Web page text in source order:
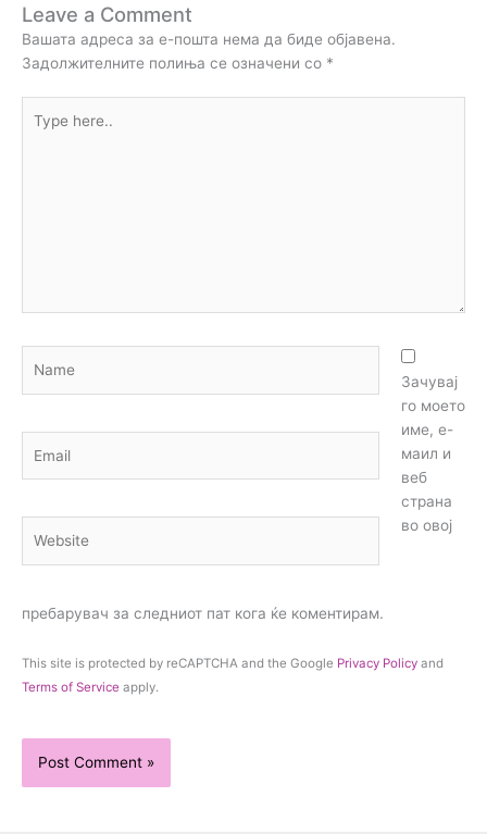
Leave a Comment
Вашата адреса за е-пошта нема да биде објавена.
Задолжителните полиња се означени со *
here..
Зачувај
го моето
име, е-
маил и
веб
страна
во овој
пребарувач за следниот пат кога ќе коментирам.
This site is protected by reCAPTCHA and the Google Privacy Policy and
Terms of Service apply.